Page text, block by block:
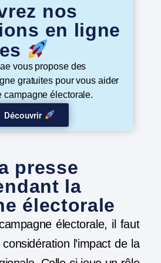
nos
en ligne
vous propose des
gratuites pour vous aider
campagne électorale.
Découvrir
presse
la
électorale
électorale, il faut
l’impact de la